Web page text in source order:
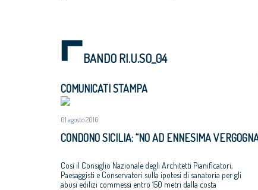
BANDO RI.U.SO_04
COMUNICATI STAMPA
01 agosto 2016
CONDONO SICILIA: “NO AD ENNESIMA
Così il Consiglio Nazionale degli Architetti Pianificatori,
Paesaggisti e Conservatori sulla ipotesi di sanatoria per gli
abusi edilizi commessi entro 150 metri dalla costa